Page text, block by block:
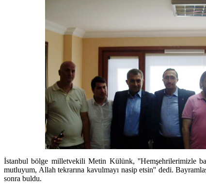
İstanbul bölge milletvekili Metin Külünk, ''Hemşehrilerimizle
mutluyum, Allah tekrarına kavulmayı nasip etsin'' dedi.
sonra buldu.